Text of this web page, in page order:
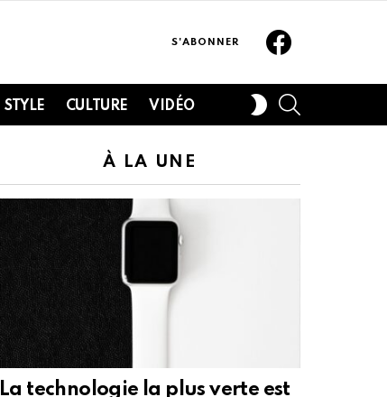
S'ABONNER
STYLE CULTURE VIDÉO
SWITCH
SKIN
À LA UNE
La technologie la plus verte est